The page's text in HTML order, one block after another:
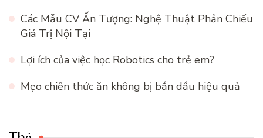
Các Mẫu CV Ấn Tượng: Nghệ Thuật Phản Chiếu
Giá Trị Nội Tại
Lợi ích của việc học Robotics cho trẻ em?
Mẹo chiên thức ăn không bị bắn dầu hiệu quả